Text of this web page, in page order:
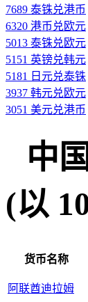
7689 泰铢兑港币
6320 港币兑欧元
5013 泰铢兑欧元
5151 英镑兑韩元
5181 日元兑泰铢
3937 韩元兑欧元
3051 美元兑港币
中
(以
货币名称
阿联酋迪拉姆